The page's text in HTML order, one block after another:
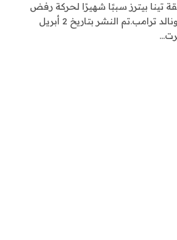
تينا بيترز سببًا شهيرًا لحركة رفض
الانتخابات والرئيس دونالد ترامب.تم النشر بتاريخ 2 أبريل